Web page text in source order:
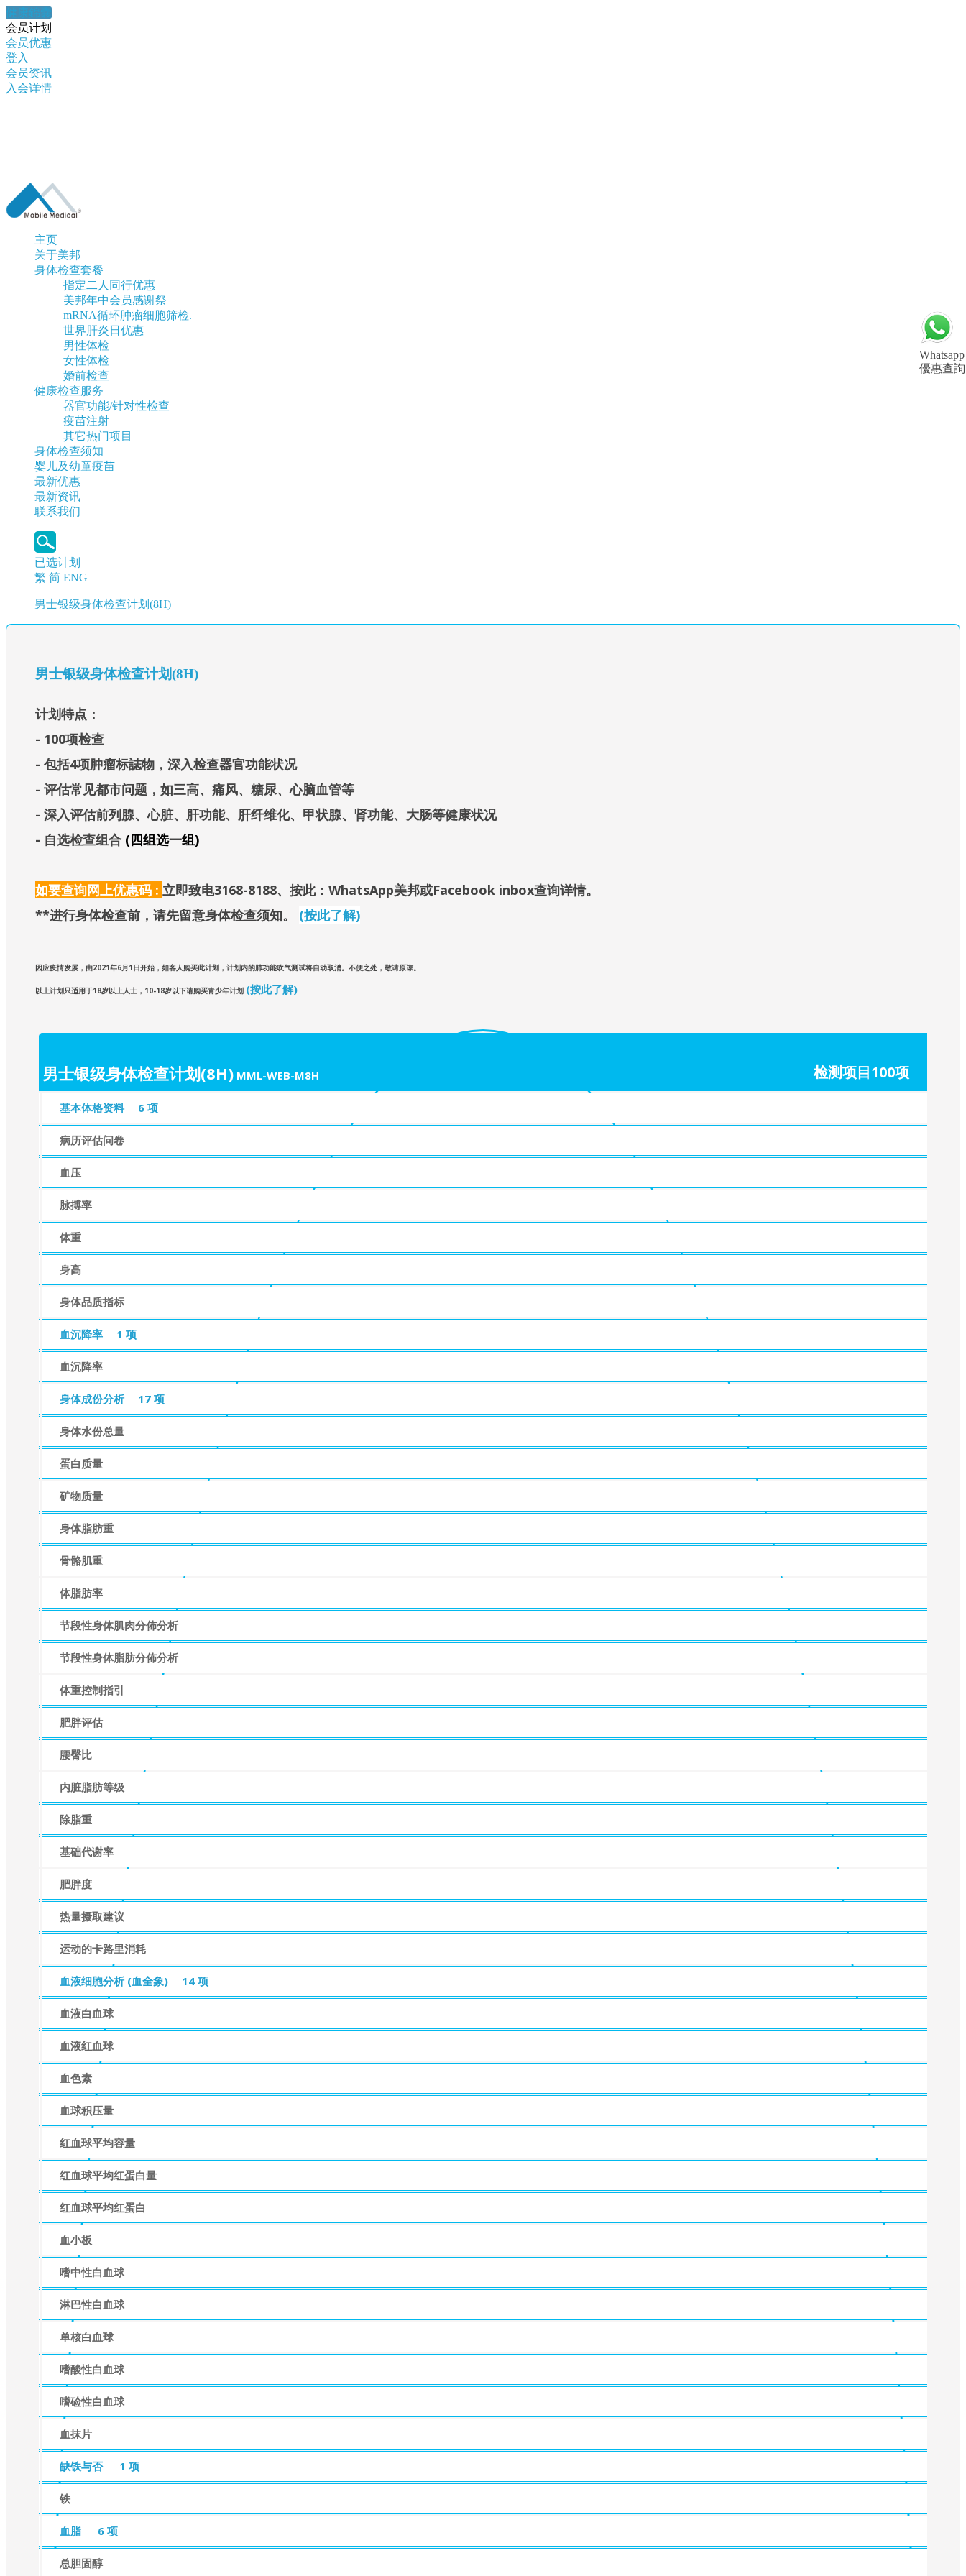
健康錦囊
会员计划
会员优惠
登入
会员资讯
入会详情
主页
关于美邦
身体检查套餐
指定二人同行优惠
美邦年中会员感谢祭
mRNA循环肿瘤细胞筛检.
世界肝炎日优惠
男性体检
女性体检
婚前检查
健康检查服务
器官功能/针对性检查
疫苗注射
其它热门项目
身体检查须知
婴儿及幼童疫苗
最新优惠
最新资讯
联系我们
已选计划
繁 简 ENG
Whatsapp
優惠查詢
男士银级身体检查计划(8H)
男士银级身体检查计划(8H)
计划特点：
- 100项检查
- 包括4项肿瘤标誌物，深入检查器官功能状况
- 评估常见都市问题，如三高、痛风、糖尿、心脑血管等
- 深入评估前列腺、心脏、肝功能、肝纤维化、甲状腺、肾功能、大肠等健康状况
- 自选检查组合 (四组选一组)
如要查询网上优惠码 : 立即致电3168-8188、 按此：WhatsApp美邦或Facebook inbox查询详情。
**进行身体检查前，请先留意身体检查须知。 (按此了解)
因应疫情发展，由2021年6月1日开始，如客人购买此计划，计划内的肺功能吹气测试将自动取消。不便之处，敬请原谅。
以上计划只适用于18岁以上人士，10-18岁以下请购买青少年计划 (按此了解)
男士银级身体检查计划(8H) MML-WEB-M8H 检测项目100项
基本体格资料 6 项
病历评估问卷
血压
脉搏率
体重
身高
身体品质指标
血沉降率 1 项
血沉降率
身体成份分析 17 项
身体水份总量
蛋白质量
矿物质量
身体脂肪重
骨骼肌重
体脂肪率
节段性身体肌肉分佈分析
节段性身体脂肪分佈分析
体重控制指引
肥胖评估
腰臀比
内脏脂肪等级
除脂重
基础代谢率
肥胖度
热量摄取建议
运动的卡路里消耗
血液细胞分析 (血全象) 14 项
血液白血球
血液红血球
血色素
血球积压量
红血球平均容量
红血球平均红蛋白量
红血球平均红蛋白
血小板
嗜中性白血球
淋巴性白血球
单核白血球
嗜酸性白血球
嗜硷性白血球
血抹片
缺铁与否 1 项
铁
血脂 6 项
总胆固醇